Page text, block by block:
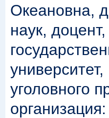
Океановна,
наук,
уголовного